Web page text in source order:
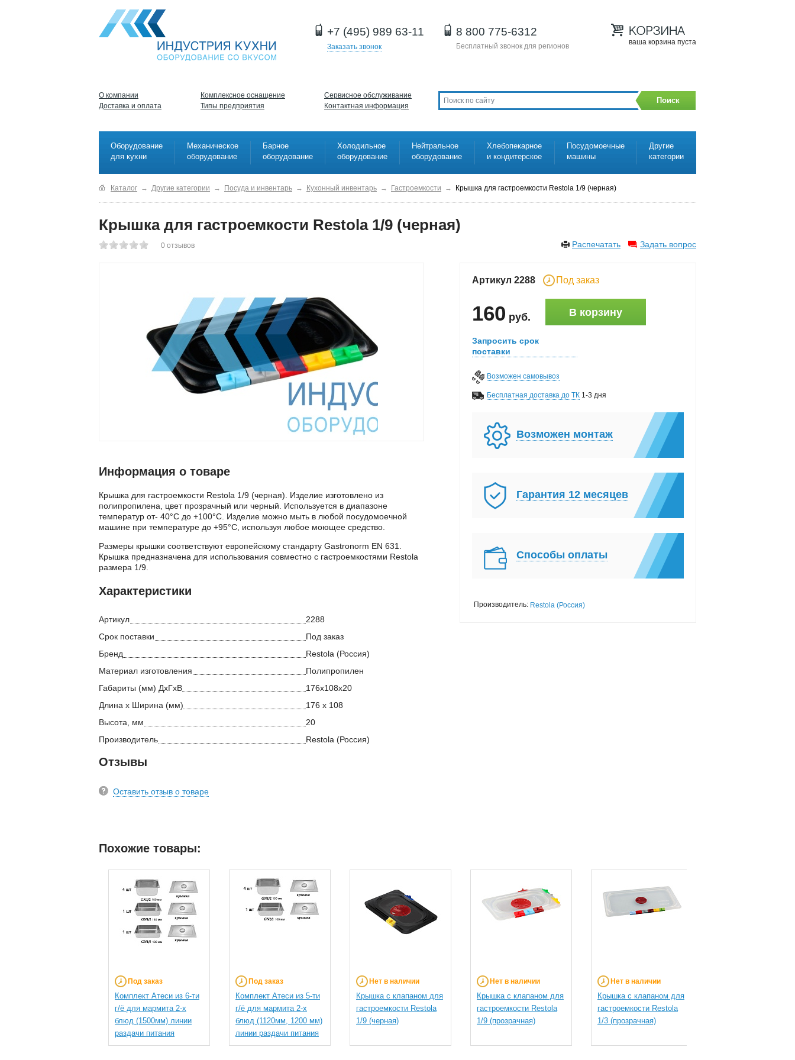
+7 (495) 989 63-11
Заказать звонок
8 800 775-6312
Бесплатный звонок для регионов ваша корзина пуста
О компании
Доставка и оплата
Комплексное оснащение
Типы предприятия
Сервисное обслуживание
Контактная информация
Поиск
Оборудование
для кухни
Механическое
оборудование
Барное
оборудование
Холодильное
оборудование
Нейтральное
оборудование
Хлебопекарное
и кондитерское
Посудомоечные
машины
Другие
категории
Каталог → Другие категории → Посуда и инвентарь → Кухонный инвентарь → Гастроемкости → Крышка для гастроемкости Restola 1/9 (черная)
Крышка для гастроемкости Restola 1/9 (черная)
Распечатать Задать вопрос
0 отзывов
Артикул 2288 Под заказ
160 руб. В корзину
Запросить срок
поставки
Возможен самовывоз
Бесплатная доставка до ТК 1-3 дня
Возможен монтаж
Гарантия 12 месяцев
Способы оплаты
Производитель: Restola (Россия)
Информация о товаре
Крышка для гастроемкости Restola 1/9 (черная). Изделие изготовлено из
полипропилена, цвет прозрачный или черный. Используется в диапазоне
температур от- 40°С до +100°С. Изделие можно мыть в любой посудомоечной
машине при температуре до +95°С, используя любое моющее средство.
Размеры крышки соответствуют европейскому стандарту Gastronorm EN 631.
Крышка предназначена для использования совместно с гастроемкостями Restola
размера 1/9.
Характеристики
Артикул
2288
Срок поставки
Под заказ
Бренд
Restola (Россия)
Материал изготовления
Полипропилен
Габариты (мм) ДхГхВ
176х108х20
Длина х Ширина (мм)
176 х 108
Высота, мм
20
Производитель
Restola (Россия)
Отзывы
Оставить отзыв о товаре
Похожие товары:
Под заказ
Комплект Атеси из 6-ти
г/ё для мармита 2-х
блюд (1500мм) линии
раздачи питания
Под заказ
Комплект Атеси из 5-ти
г/ё для мармита 2-х
блюд (1120мм, 1200 мм)
линии раздачи питания
Нет в наличии
Крышка с клапаном для
гастроемкости Restola
1/9 (черная)
Нет в наличии
Крышка с клапаном для
гастроемкости Restola
1/9 (прозрачная)
Нет в наличии
Крышка с клапаном для
гастроемкости Restola
1/3 (прозрачная)